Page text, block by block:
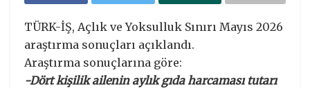
TÜRK-İŞ, Açlık ve Yoksulluk Sınırı Mayıs 2026
araştırma sonuçları açıklandı.
Araştırma sonuçlarına göre:
-Dört kişilik ailenin aylık gıda harcaması tutarı